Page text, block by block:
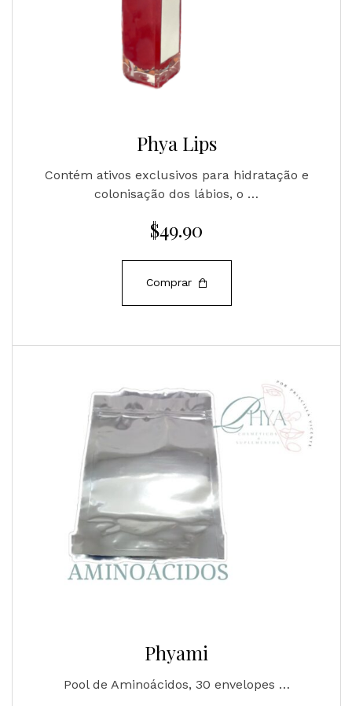
Phya Lips
Contém ativos exclusivos para hidratação e
colonisação dos lábios, o …
$49.90
Comprar
Phyami
Pool de Aminoácidos, 30 envelopes …